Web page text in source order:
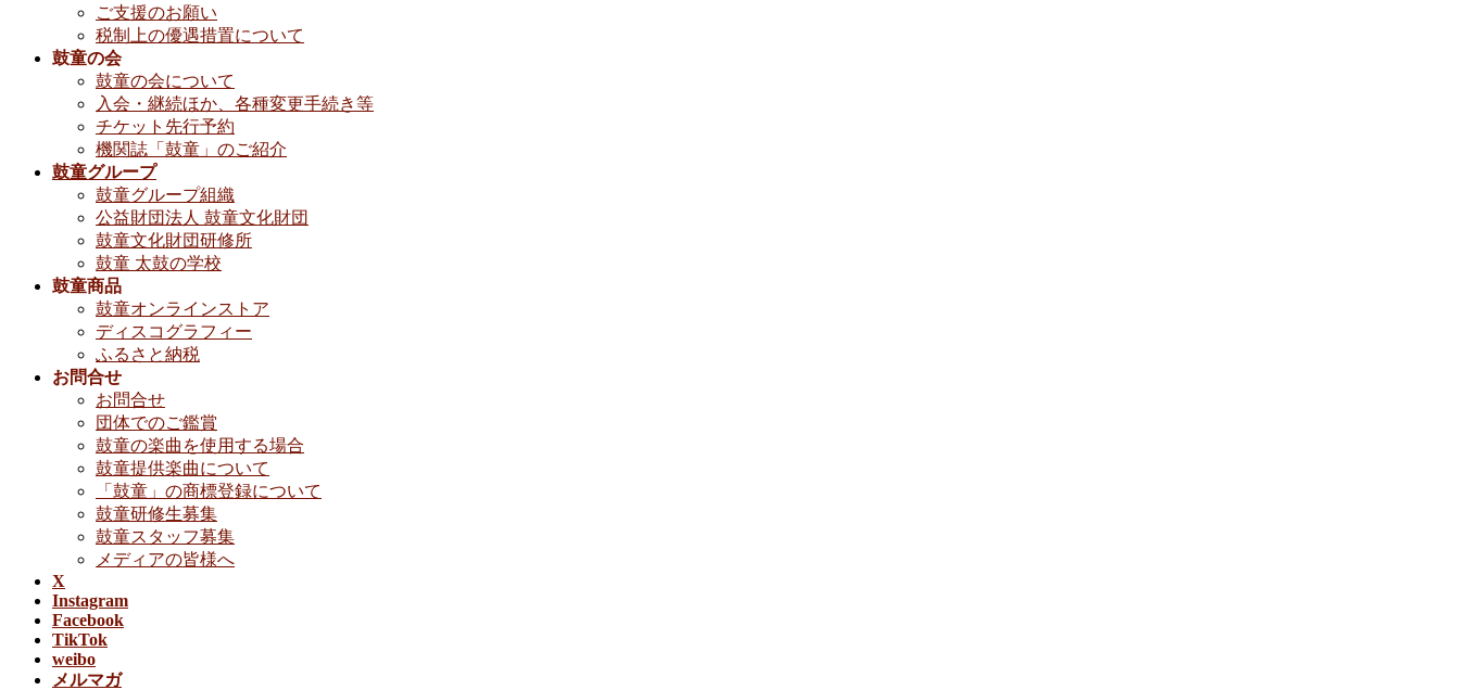
ご支援のお願い
税制上の優遇措置について
鼓童の会
鼓童の会について
入会・継続ほか、各種変更手続き等
チケット先行予約
機関誌「鼓童」のご紹介
鼓童グループ
鼓童グループ組織
公益財団法人 鼓童文化財団
鼓童文化財団研修所
鼓童 太鼓の学校
鼓童商品
鼓童オンラインストア
ディスコグラフィー
ふるさと納税
お問合せ
お問合せ
団体でのご鑑賞
鼓童の楽曲を使用する場合
鼓童提供楽曲について
「鼓童」の商標登録について
鼓童研修生募集
鼓童スタッフ募集
メディアの皆様へ
X
Instagram
Facebook
TikTok
weibo
メルマガ